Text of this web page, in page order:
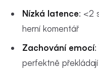
Nízká latence: <2
herní komentář
Zachování emocí:
perfektně